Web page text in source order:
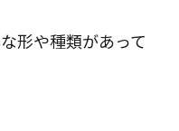
形や種類があって